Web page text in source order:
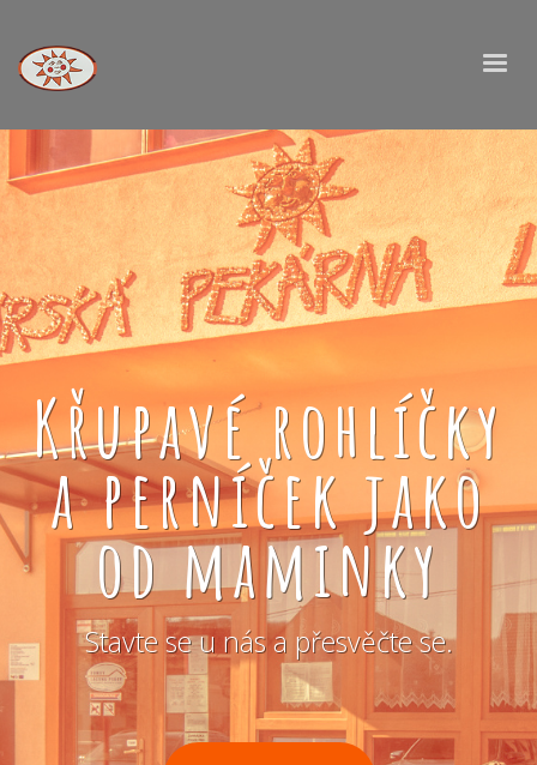
Křupavé rohlíčky
a perníček jako
od maminky
Stavte se u nás a přesvěčte se.